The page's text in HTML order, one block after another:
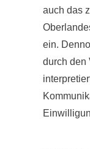
auch das
ein.
durch den